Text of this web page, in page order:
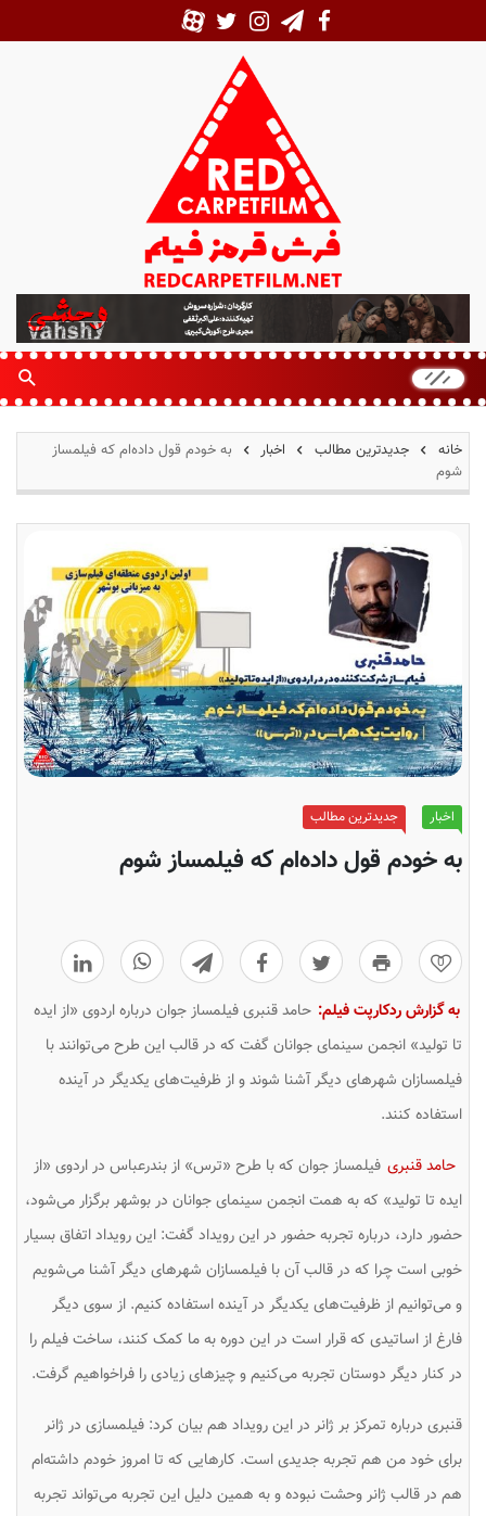
ر
ش
ر
م
ز
خانه جدیدترین مطالب اخبار
به خودم قول داده‌ام که فیلمساز
شوم
اخبار جدیدترین مطالب
به خودم قول داده‌ام که فیلمساز شوم
0
به گزارش ردکارپت فیلم: حامد قنبری فیلمساز جوان درباره اردوی «از ایده
تا تولید» انجمن سینمای جوانان گفت که در قالب این طرح می‌توانند با
فیلمسازان شهرهای دیگر آشنا شوند و از ظرفیت‌های یکدیگر در آینده
استفاده کنند.
حامد قنبری فیلمساز جوان که با طرح «ترس» از بندرعباس در اردوی «از
ایده تا تولید» که به همت انجمن سینمای جوانان در بوشهر برگزار می‌شود،
حضور دارد، درباره تجربه حضور در این رویداد گفت: این رویداد اتفاق بسیار
خوبی است چرا که در قالب آن با فیلمسازان شهرهای دیگر آشنا می‌شویم
و می‌توانیم از ظرفیت‌های یکدیگر در آینده استفاده کنیم. از سوی دیگر
فارغ از اساتیدی که قرار است در این دوره به ما کمک کنند، ساخت فیلم را
در کنار دیگر دوستان تجربه می‌کنیم و چیزهای زیادی را فراخواهیم گرفت.
قنبری درباره تمرکز بر ژانر در این رویداد هم بیان کرد: فیلمسازی در ژانر
برای خود من هم تجربه جدیدی است. کارهایی که تا امروز خودم داشته‌‌ام
هم در قالب ژانر وحشت نبوده و به همین دلیل این تجربه می‌تواند تجربه